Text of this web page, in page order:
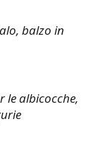
balzo in
le albicocche,